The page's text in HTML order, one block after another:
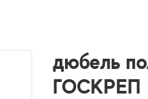
дюбель
ГОСКРЕП